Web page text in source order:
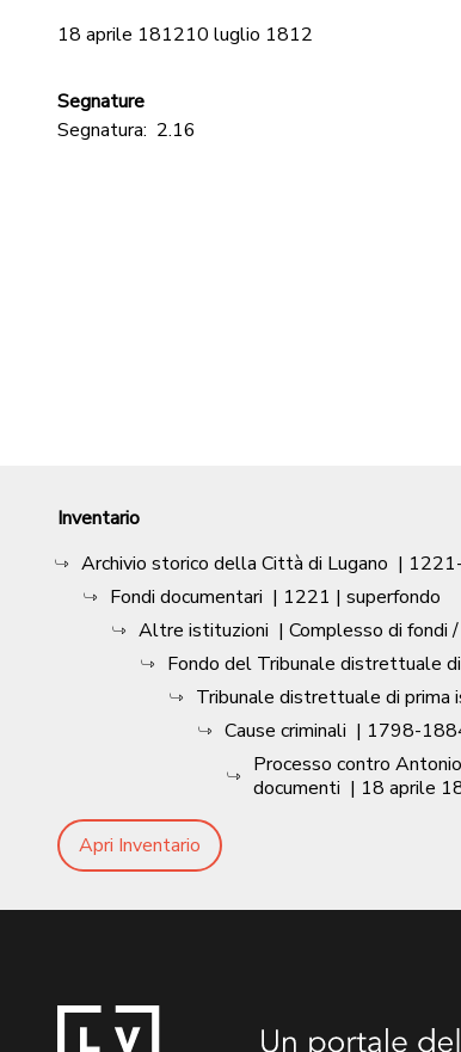
18 aprile 181210 luglio 1812
Segnature
Segnatura: 2.16
Inventario
Archivio storico della Città di Lugano | 1221-
Fondi documentari | 1221 | superfondo
Altre istituzioni | Complesso di fondi
Fondo del Tribunale distrettuale
Tribunale distrettuale di prima
Cause criminali | 1798-
Processo contro
documenti | 18 aprile
Apri Inventario